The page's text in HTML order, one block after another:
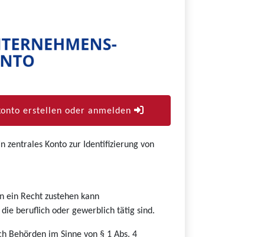
erstellen oder anmelden
zentrales Konto zur Identifizierung von
ein Recht zustehen kann
beruflich oder gewerblich tätig sind.
Behörden im Sinne von § 1 Abs. 4